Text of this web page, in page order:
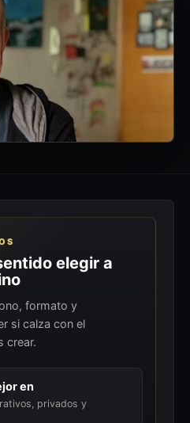
elegir a
formato y
si calza con el
crear.
en
privados y